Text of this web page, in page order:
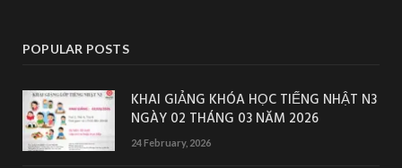
POPULAR POSTS
KHAI GIẢNG KHÓA HỌC TIẾNG NHẬT N3
NGÀY 02 THÁNG 03 NĂM 2026
24 February, 2026